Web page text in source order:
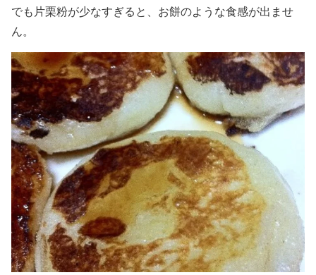
でも片栗粉が少なすぎると、お餅のような食感が出ませ
ん。